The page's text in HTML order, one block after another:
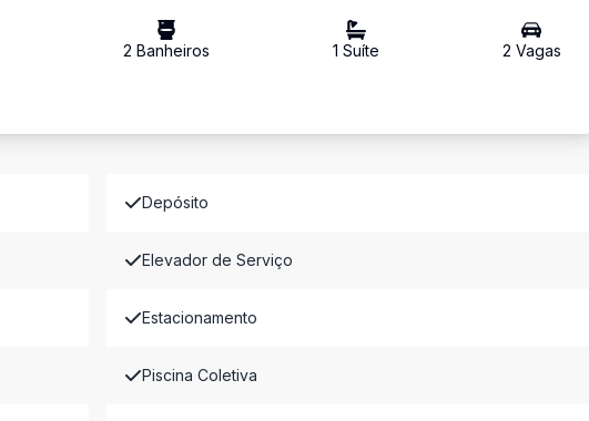
2 Banheiros 1 Suíte 2 Vagas
Depósito
Elevador de Serviço
Estacionamento
Piscina Coletiva